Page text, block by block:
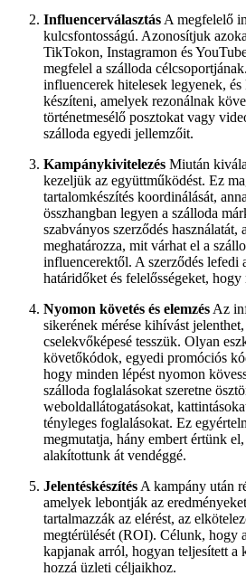
Influencerválasztás A megfelelő
kulcsfontosságú. Azonosítjuk
TikTokon, Instagramon és
megfelel a szálloda
influencerek hitelesek legyenek,
készíteni, amelyek rezonálnak
történetmesélő posztokat vagy
szálloda egyedi jellemzőit.
Kampánykivitelezés Miután
kezeljük az együttműködést. Ez
tartalomkészítés koordinálását,
összhangban legyen a szálloda
szabványos szerződés használatát,
meghatározza, mit várhat el a
influencerektől. A szerződés lefedi
határidőket és felelősségeket,
Nyomon követés és elemzés Az
sikerének mérése kihívást
cselekvőképesé tesszük. Olyan
követőkódok, egyedi promóciós
hogy minden lépést nyomon
szálloda foglalásokat szeretne
weboldallátogatásokat,
tényleges foglalásokat. Ez
megmutatja, hány embert értünk
alakítottunk át vendéggé.
Jelentéskészítés A kampány után
amelyek lebontják az
tartalmazzák az elérést, az
megtérülését (ROI). Célunk, hogy
kapjanak arról, hogyan teljesített a
hozzá üzleti céljaikhoz.